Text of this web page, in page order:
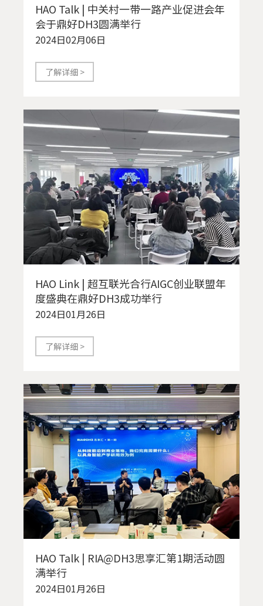
HAO Talk | 中关村一带一路产业促进会年
会于鼎好DH3圆满举行
2024日02月06日
了解详细 >
HAO Link | 超互联光合行AIGC创业联盟年
度盛典在鼎好DH3成功举行
2024日01月26日
了解详细 >
HAO Talk | RIA@DH3思享汇第1期活动圆
满举行
2024日01月26日